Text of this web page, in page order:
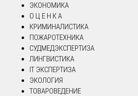
ЭКОНОМИКА
О Ц Е Н К А
КРИМИНАЛИСТИКА
ПОЖАРОТЕХНИКА
СУДМЕДЭКСПЕРТИЗА
ЛИНГВИСТИКА
IT ЭКСПЕРТИЗА
ЭКОЛОГИЯ
ТОВАРОВЕДЕНИЕ